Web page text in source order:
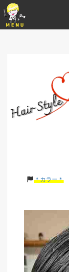
＊カラー＊